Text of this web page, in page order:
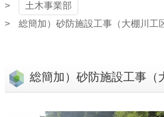
キ
ッ
土木事業部
総簡加）砂防施設工事（大棚川工
総簡加）砂防施設工事（